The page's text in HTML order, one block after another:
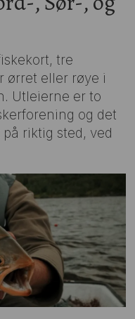
tre
ørret eller røye i
Utleierne er to
og det
riktig sted, ved